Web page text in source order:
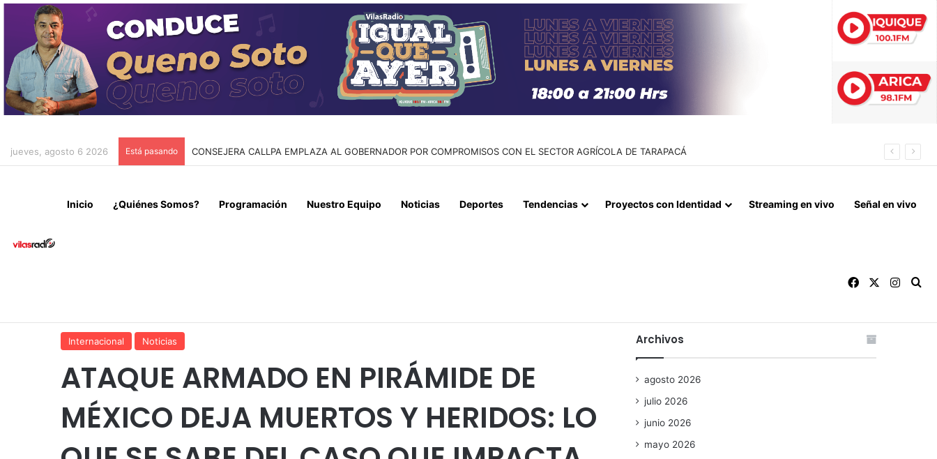
jueves, agosto 6 2026 Está pasando AUTORIDADES REGIONALES Y CANCILLERÍA ABORDAN SEGURIDAD TRANSNACIONAL EN EL CORREDOR BIOCEÁNICO
Inicio ¿Quiénes Somos? Programación Nuestro Equipo Noticias Deportes Tendencias Proyectos con Identidad Streaming en vivo Señal en vivo
Facebook
Internacional Noticias
ATAQUE ARMADO EN PIRÁMIDE DE
MÉXICO DEJA MUERTOS Y HERIDOS: LO
Archivos
agosto 2026
julio 2026
junio 2026
mayo 2026